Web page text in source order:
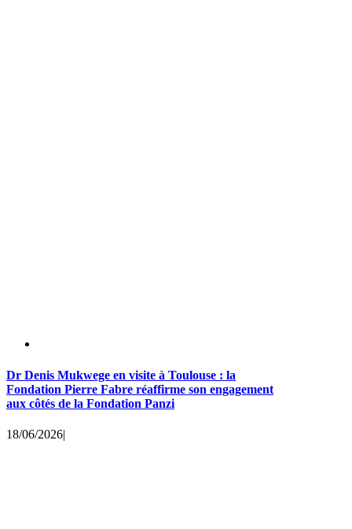
Dr Denis Mukwege en visite à Toulouse : la
Fondation Pierre Fabre réaffirme son engagement
aux côtés de la Fondation Panzi
18/06/2026|